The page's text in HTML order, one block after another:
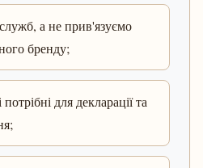
а не прив'язуємо
бренду;
для декларації та